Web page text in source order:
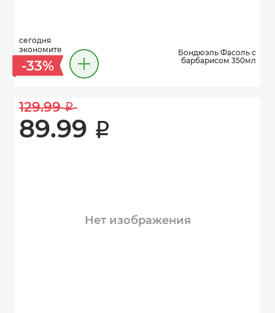
сегодня
экономите
-33%
Бондюэль Фасоль с
барбарисом 350мл
129.99 i
89.99 i
Нет изображения